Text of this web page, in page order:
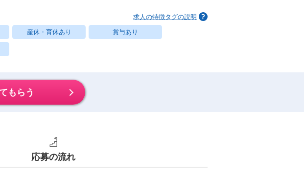
求人の特徴タグの説明
産休・育休あり 賞与あり
もらう
応募の流れ